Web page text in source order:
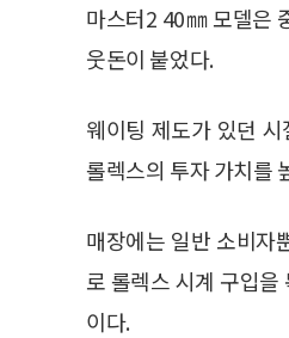
마스터2 40㎜ 모델은
웃돈이 붙었다.
웨이팅 제도가 있던
롤렉스의 투자 가치를
매장에는 일반 소비자
로 롤렉스 시계 구입
이다.